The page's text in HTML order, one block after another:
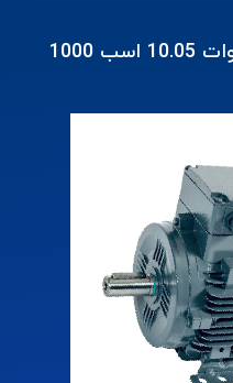
الکتروموتور سه فاز 7.5 کیلووات 10.05 اسب 1000